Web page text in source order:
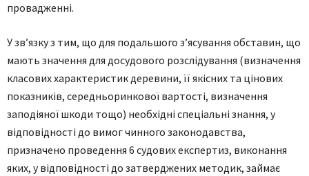
провадженні.
У зв’язку з тим, що для подальшого з’ясування обставин, що
мають значення для досудового розслідування (визначення
класових характеристик деревини, її якісних та цінових
показників, середньоринкової вартості, визначення
заподіяної шкоди тощо) необхідні спеціальні знання, у
відповідності до вимог чинного законодавства,
призначено проведення 6 судових експертиз, виконання
яких, у відповідності до затверджених методик, займає